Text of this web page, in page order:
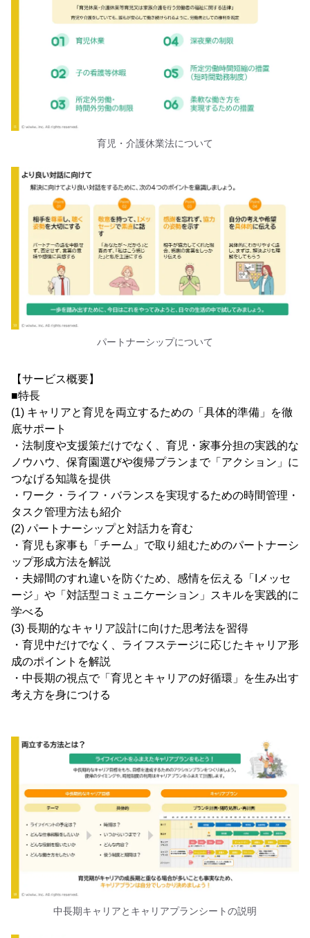
育児・介護休業法について
パートナーシップについて
【サービス概要】
■特長
(1) キャリアと育児を両立するための「具体的準備」を徹
底サポート
・法制度や支援策だけでなく、育児・家事分担の実践的な
ノウハウ、保育園選びや復帰プランまで「アクション」に
つなげる知識を提供
・ワーク・ライフ・バランスを実現するための時間管理・
タスク管理方法も紹介
(2) パートナーシップと対話力を育む
・育児も家事も「チーム」で取り組むためのパートナーシ
ップ形成方法を解説
・夫婦間のすれ違いを防ぐため、感情を伝える「Iメッセ
ージ」や「対話型コミュニケーション」スキルを実践的に
学べる
(3) 長期的なキャリア設計に向けた思考法を習得
・育児中だけでなく、ライフステージに応じたキャリア形
成のポイントを解説
・中長期の視点で「育児とキャリアの好循環」を生み出す
考え方を身につける
中長期キャリアとキャリアプランシートの説明